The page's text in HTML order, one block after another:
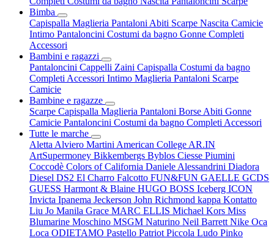
Bimba
Capispalla Maglieria Pantaloni Abiti Scarpe Nascita Camicie
Intimo Pantaloncini Costumi da bagno Gonne Completi
Accessori
Bambini e ragazzi
Pantaloncini Cappelli Zaini Capispalla Costumi da bagno
Completi Accessori Intimo Maglieria Pantaloni Scarpe
Camicie
Bambine e ragazze
Scarpe Capispalla Maglieria Pantaloni Borse Abiti Gonne
Camicie Pantaloncini Costumi da bagno Completi Accessori
Tutte le marche
Aletta Alviero Martini American College AR.IN
ArtSupermoney Bikkembergs Byblos Ciesse Piumini
Coccodè Colors of California Daniele Alessandrini Diadora
Diesel DS2 El Charro Falcotto FUN&FUN GAELLE GCDS
GUESS Harmont & Blaine HUGO BOSS Iceberg ICON
Invicta Ipanema Jeckerson John Richmond kappa Kontatto
Liu Jo Manila Grace MARC ELLIS Michael Kors Miss
Blumarine Moschino MSGM Naturino Neil Barrett Nike Oca
Loca ODIETAMO Pastello Patriot Piccola Ludo Pinko